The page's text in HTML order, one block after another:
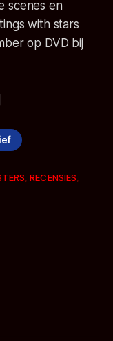
scenes en
with stars
op DVD bij
,RECENSIES,